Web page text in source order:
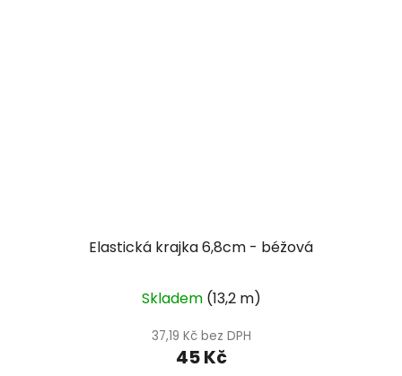
Elastická krajka 6,8cm - béžová
hodnocení
produktu
je
Skladem (13,2 m)
37,19 Kč bez DPH
45 Kč